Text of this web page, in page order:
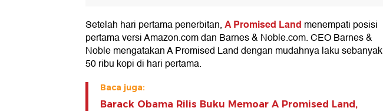
Setelah hari pertama penerbitan,A Promised Land menempati posisi
pertama versi Amazon.com dan Barnes & Noble.com. CEO Barnes &
Noble mengatakan A Promised Land dengan mudahnya laku sebanyak
50 ribu kopi di hari pertama.
Baca juga:
Barack Obama Rilis Buku Memoar A Promised Land,